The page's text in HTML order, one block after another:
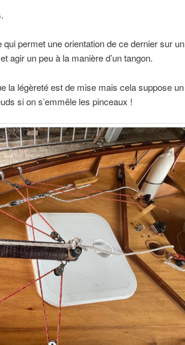
permet une orientation de ce dernier sur un
agir un peu à la manière d’un tangon.
la légèreté est de mise mais cela suppose un
si on s’emmêle les pinceaux !